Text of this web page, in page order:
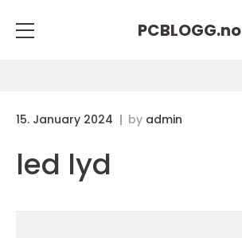
PCBLOGG.no
15. January 2024 by admin
led lyd